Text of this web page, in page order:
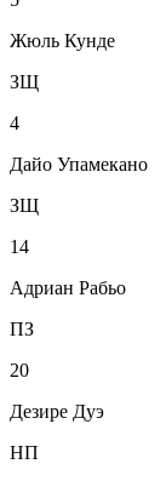
Жюль Кунде
ЗЩ
4
Дайо Упамекано
ЗЩ
14
Адриан Рабьо
ПЗ
20
Дезире Дуэ
НП